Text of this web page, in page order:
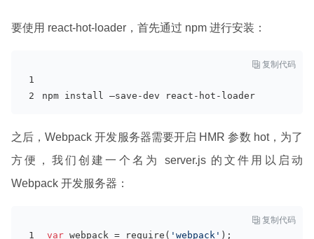
要使用 react-hot-loader，首先通过 npm 进行安装：
 复制代码
npm install —save -dev react-hot-loader
之后，Webpack 开发服务器需要开启 HMR 参数 hot，为了
方便，我们创建一个名为 server.js 的文件用以启动
Webpack 开发服务器：
 复制代码
var webpack = require ( 'webpack' );